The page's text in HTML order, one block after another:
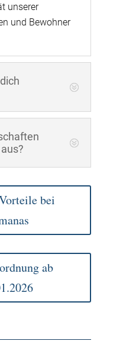
unserer
und Bewohner
bei
ab